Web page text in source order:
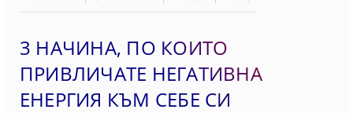
3 НАЧИНА, ПО КОИТО
ПРИВЛИЧАТЕ НЕГАТИВНА
ЕНЕРГИЯ КЪМ СЕБЕ СИ